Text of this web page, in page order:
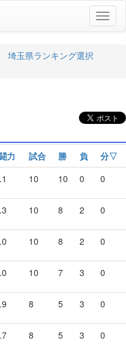
埼玉県ランキング選択
力 試合 勝 負 分▽
10 10 0 0
10 8 2 0
10 8 2 0
10 7 3 0
8 5 3 0
8 5 3 0